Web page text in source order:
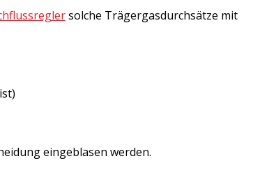
solche Trägergasdurchsätze mit
eingeblasen werden.